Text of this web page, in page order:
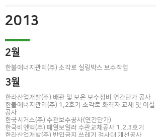
한불에너지관리(주) 소각로 실링박스 보수작업
2월
3월
한라산업개발(주) 배관 및 보온 보수정비 연간단가 공사
한불에너지관리(주) 1,2호기 소각로 화격자 교체 및 이설
공사
한국시거스(주) 수관보수공사(연간단가)
한국비엔텍(주) 폐열보일러 수관교체공사 1,2,3호기
한라산업개발(주) 반입금지 쓰레기 검사대 개선공사
2013